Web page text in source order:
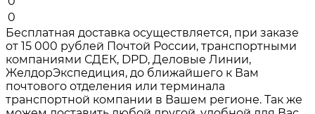
0
Бесплатная доставка осуществляется, при заказе
от 15 000 рублей Почтой России, транспортными
компаниями СДЕК, DPD, Деловые Линии,
ЖелдорЭкспедиция, до ближайшего к Вам
почтового отделения или терминала
транспортной компании в Вашем регионе. Так же